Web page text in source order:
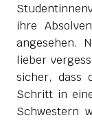
ihre
angesehen.
lieber
sicher, dass
Schritt in
Schwestern